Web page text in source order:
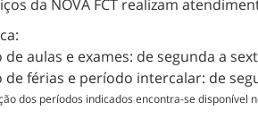
da NOVA FCT realizam
de aulas e exames: de segunda a
de férias e período intercalar: de
dos períodos indicados encontra-se disponível